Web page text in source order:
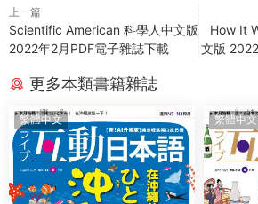
上一篇
Scientific American 科學人中文版
2022年2月PDF電子雜誌下載
How It
文版
更多本類書籍雜誌
繁體中文 繁體中文